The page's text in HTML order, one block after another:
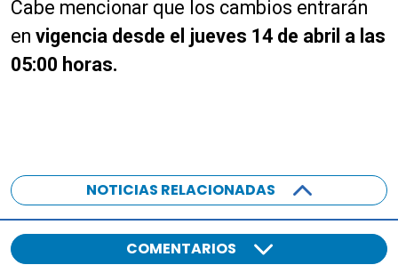
Cabe mencionar que los cambios entrarán
en vigencia desde el jueves 14 de abril a las
05:00 horas.
NOTICIAS RELACIONADAS
COMENTARIOS